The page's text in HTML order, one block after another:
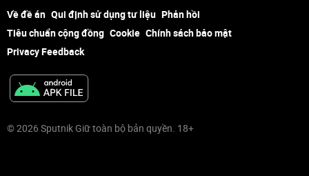
Về đề án Qui định sử dụng tư liệu Phản hồi
Tiêu chuẩn cộng đồng Cookie Chính sách bảo mật
Privacy Feedback
© 2026 Sputnik Giữ toàn bộ bản quyền. 18+